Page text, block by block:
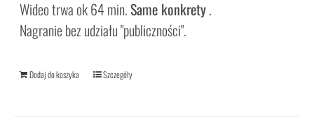
Wideo trwa ok 64 min.Same konkrety.
Nagranie bez udziału "publiczności".
Dodaj do koszyka Szczegóły